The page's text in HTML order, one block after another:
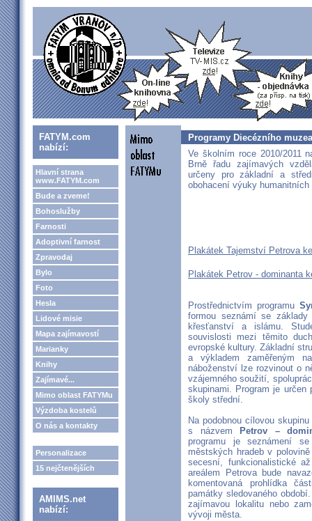
FATYM.com
nabízí:
Hlavní strana
www.FATYM.com
Bude a zveme!
Bohoslužby
Farnosti
Adoptivní farnost
Zpravodaj
Bylo
Foto
Hesla
Lidové misie
Mapa zajímavostí
Marianky
Knihy
Zajímavé...
Mimo oblast FATYMu
Výzdoba kostelů
O nás a kontakty
Personalizace
15 nejčtenějších
AMIMS.net
nabízí:
Programy Diecézního
Ve školním roce 2010/2011
Brně řadu zajímavých
určeny pro základní a
obohacení výuky humanitních
Plakátek Tajemství Petrova
Plakátek Petrov - dominanta
Prostřednictvím programu
formou seznámí se
křesťanství a islámu.
souvislosti mezi těmito
evropské kultury. Základní
a výkladem zaměřeným
náboženství lze rozvinout o
vzájemného soužití,
skupinami. Program je
školy střední.
Na podobnou cílovou
s názvem
Petrov –
programu je seznámení
městských hradeb v
secesní, funkcionalistické
areálem Petrova bude
komentovaná prohlídka
památky sledovaného
zajímavou lokalitu nebo
vývoji města.